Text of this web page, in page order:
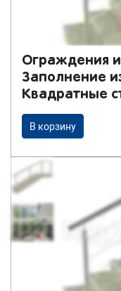
Ограждения
Заполнение
Квадратные
В корзину